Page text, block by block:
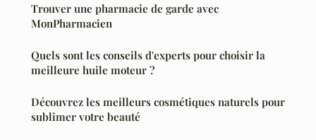
Trouver une pharmacie de garde avec
MonPharmacien
Quels sont les conseils d'experts pour choisir la
meilleure huile moteur ?
Découvrez les meilleurs cosmétiques naturels pour
sublimer votre beauté